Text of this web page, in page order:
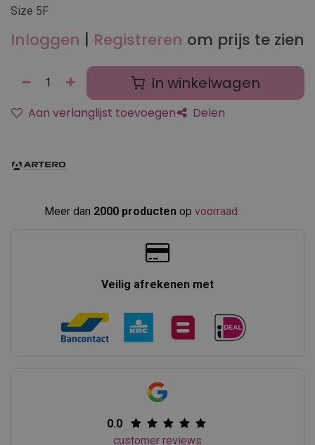
Size 5F
Inloggen | Registreren om prijs te zien
In winkelwagen
Aan verlanglijst toevoegen Delen
Meer dan 2000 producten op voorraad
Veilig afrekenen met
0.0
customer reviews